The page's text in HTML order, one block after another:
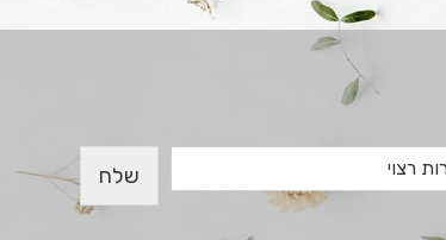
שלח